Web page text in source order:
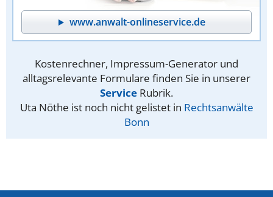
www.anwalt-onlineservice.de
Kostenrechner, Impressum-Generator und
alltagsrelevante Formulare finden Sie in unserer
Service Rubrik.
Uta Nöthe ist noch nicht gelistet in Rechtsanwälte
Bonn